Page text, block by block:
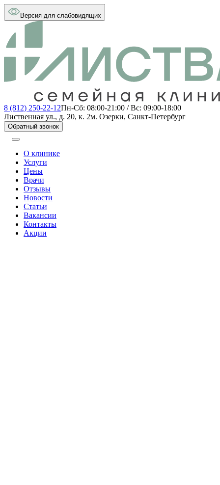
Версия для слабовидящих
8 (812) 250-22-12Пн-Сб: 08:00-21:00 / Вс: 09:00-18:00
Лиственная ул., д. 20, к. 2м. Озерки, Санкт-Петербург
Обратный звонок
О клинике
Услуги
Цены
Врачи
Отзывы
Новости
Статьи
Вакансии
Контакты
Акции